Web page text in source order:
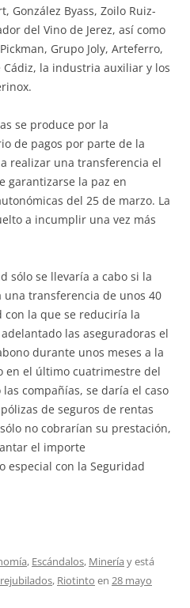
González Byass, Zoilo Ruiz-
del Vino de Jerez, así como
Grupo Joly, Arteferro,
la industria auxiliar y los
se produce por la
de pagos por parte de la
realizar una transferencia el
garantizarse la paz en
del 25 de marzo. La
a incumplir una vez más
sólo se llevaría a cabo si la
transferencia de unos 40
la que se reduciría la
las aseguradoras el
durante unos meses a la
en el último cuatrimestre del
compañías, se daría el caso
de seguros de rentas
no cobrarían su prestación,
el importe
especial con la Seguridad
, Escándalos, Minería y está
, Riotinto en 28 mayo